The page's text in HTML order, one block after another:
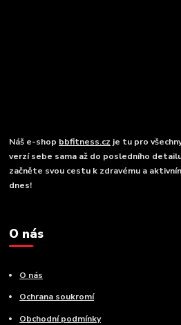
Náš e-shop bbfitness.cz je tu pro
verzí sebe sama až do posledního
začněte svou cestu k zdravému a
dnes!
O nás
O nás
Ochrana soukromí
Obchodní podmínky